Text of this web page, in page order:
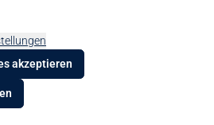
akzeptieren
das Fundament, produktive
IT-Outsourcing & Support schließt die
Anwender als Ihre externe IT-